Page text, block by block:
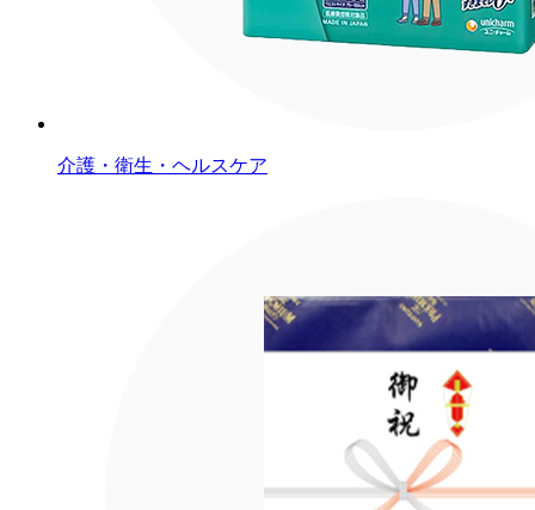
介護・衛生・ヘルスケア